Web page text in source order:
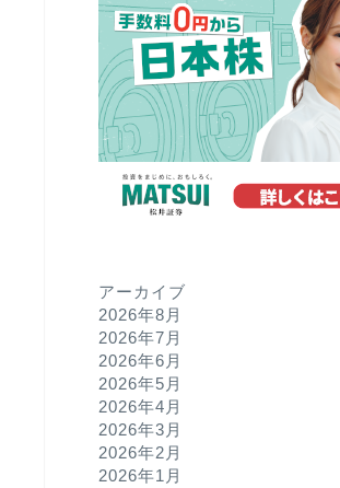
アーカイブ
2026年8月
2026年7月
2026年6月
2026年5月
2026年4月
2026年3月
2026年2月
2026年1月